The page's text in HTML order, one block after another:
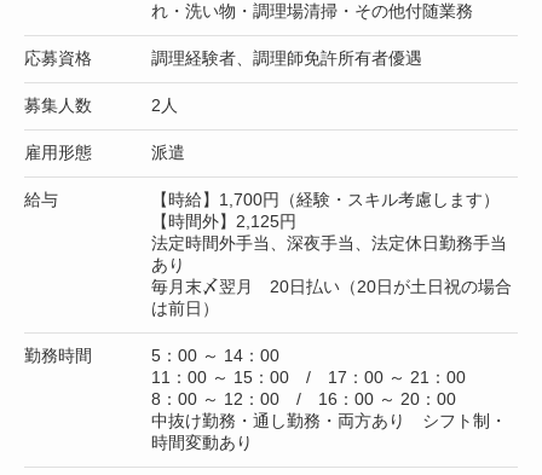
れ・洗い物・調理場清掃・その他付随業務
応募資格 調理経験者、調理師免許所有者優遇
募集人数 2人
雇用形態 派遣
給与
【時給】1,700円（経験・スキル考慮します）
【時間外】2,125円
法定時間外手当、深夜手当、法定休日勤務手当
あり
毎月末〆翌月 20日払い（20日が土日祝の場合
は前日）
勤務時間
5：00 ～ 14：00
11：00 ～ 15：00 / 17：00 ～ 21：00
8：00 ～ 12：00 / 16：00 ～ 20：00
中抜け勤務・通し勤務・両方あり シフト制・
時間変動あり